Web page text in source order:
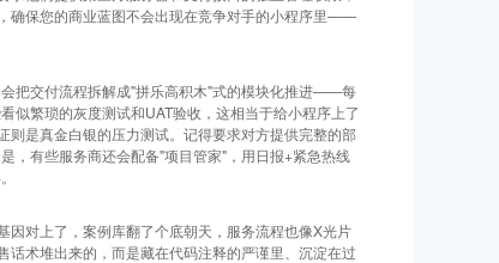
确保您的商业蓝图不会出现在竞争对手的小程序里——
把交付流程拆解成"拼乐高积木"式的模块化推进——每
似繁琐的灰度测试和UAT验收，这相当于给小程序上了
是真金白银的压力测试。记得要求对方提供完整的部
，有些服务商还会配备"项目管家"，用日报+紧急热线
对上了，案例库翻了个底朝天，服务流程也像X光片
术堆出来的，而是藏在代码注释的严谨里、沉淀在过